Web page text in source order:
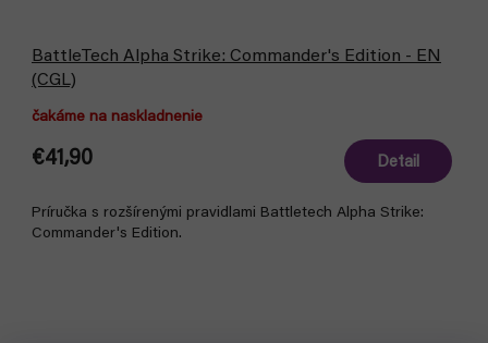
BattleTech Alpha Strike: Commander's Edition - EN
(CGL)
čakáme na naskladnenie
€41,90 Detail
Príručka s rozšírenými pravidlami Battletech Alpha Strike:
Commander's Edition.